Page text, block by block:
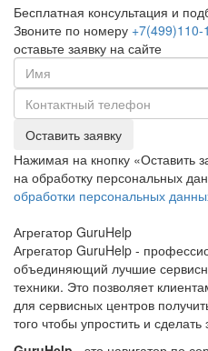
Бесплатная консультация и
Звоните по номеру +7(499)110-
оставьте заявку на сайте
Оставить заявку
Нажимая на кнопку «Оставить
на обработку персональных
обработки персональных
Агрегатор GuruHelp
Агрегатор GuruHelp -
объединяющий лучшие
техники. Это позволяет
для сервисных центров
того чтобы упростить и